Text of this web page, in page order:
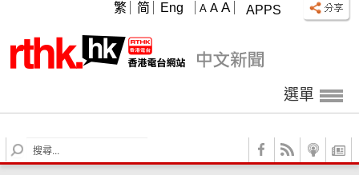
APPS
A A A
繁 简 Eng
選單
S
e